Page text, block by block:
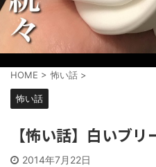
HOME > 怖い話 >
怖い話
【怖い話】白いブリ
2014年7月22日